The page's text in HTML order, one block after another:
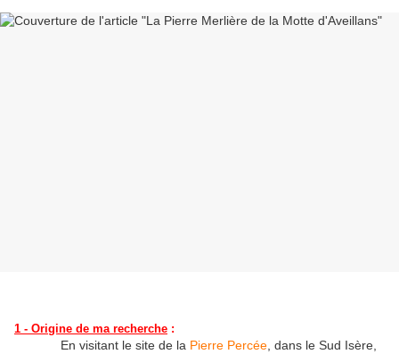
1 - Origine de ma recherche :
En visitant le site de la Pierre Percée , dans le Sud Isère,